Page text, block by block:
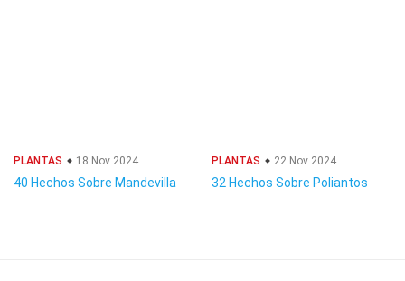
PLANTAS 18 Nov 2024
40 Hechos Sobre Mandevilla
PLANTAS 22 Nov 2024
32 Hechos Sobre Poliantos